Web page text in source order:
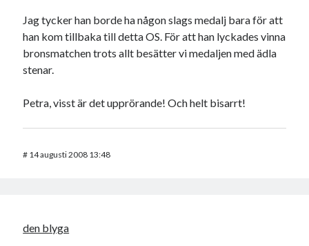
Jag tycker han borde ha någon slags medalj bara för att
han kom tillbaka till detta OS. För att han lyckades vinna
bronsmatchen trots allt besätter vi medaljen med ädla
stenar.
Petra, visst är det upprörande! Och helt bisarrt!
# 14 augusti 2008 13:48
den blyga